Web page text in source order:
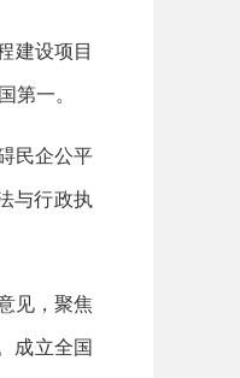
建设项目
第一。
民企公平
与行政执
见，聚焦
成立全国